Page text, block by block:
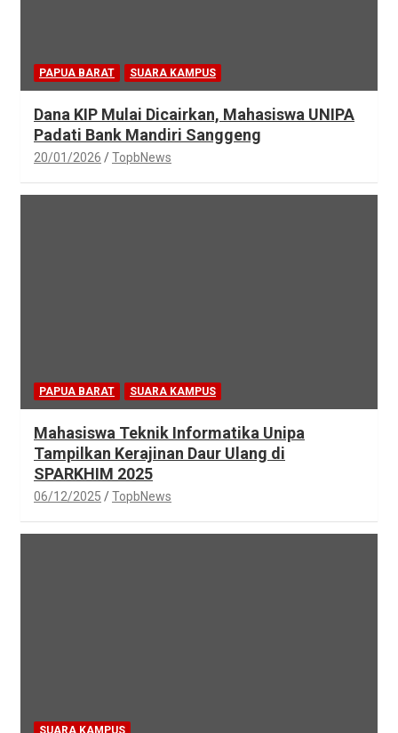
PAPUA BARAT SUARA KAMPUS
Dana KIP Mulai Dicairkan, Mahasiswa UNIPA
Padati Bank Mandiri Sanggeng
20/01/2026 TopbNews
PAPUA BARAT SUARA KAMPUS
Mahasiswa Teknik Informatika Unipa
Tampilkan Kerajinan Daur Ulang di
SPARKHIM 2025
06/12/2025 TopbNews
SUARA KAMPUS